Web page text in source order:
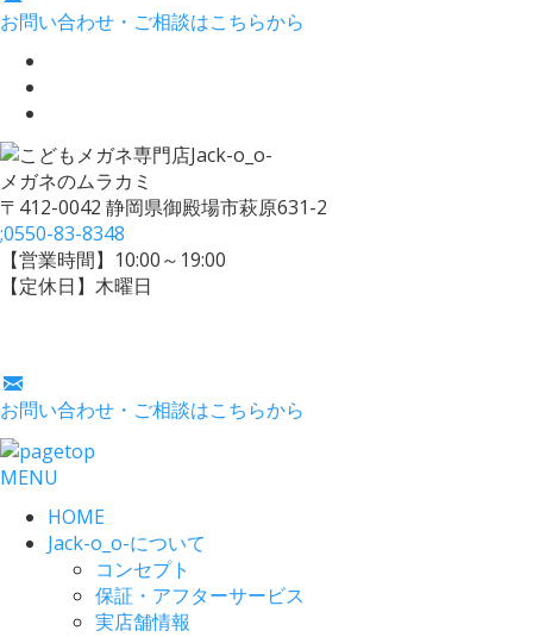
お問い合わせ・ご相談はこちらから
メガネのムラカミ
〒412-0042 静岡県御殿場市萩原631-2
;0550-83-8348
【営業時間】10:00～19:00
【定休日】木曜日
お問い合わせ・ご相談はこちらから
MENU
HOME
Jack-o_o-について
コンセプト
保証・アフターサービス
実店舗情報